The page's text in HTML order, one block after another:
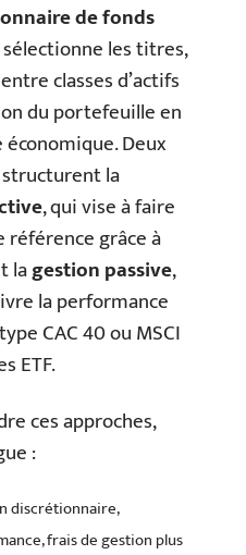
de fonds
les titres,
classes d’actifs
du portefeuille en
Deux
la
, qui vise à faire
référence grâce à
lagestion passive,
la performance
CAC 40 ou MSCI
ETF.
ces approches,
:
discrétionnaire,
frais de gestion plus